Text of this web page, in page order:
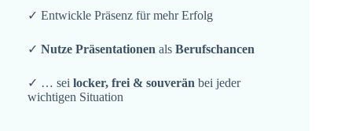
✓ Entwickle Präsenz für mehr Erfolg
✓ Nutze Präsentationen als Berufschancen
✓ … sei locker, frei & souverän bei jeder
wichtigen Situation